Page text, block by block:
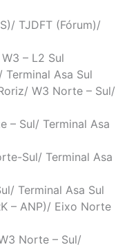
TJDFT (Fórum)/
– L2 Sul
Asa Sul
W3 Norte – Sul/
– Sul/ Terminal Asa
Sul/ Terminal Asa
Terminal Asa Sul
– ANP)/ Eixo Norte
Norte – Sul/